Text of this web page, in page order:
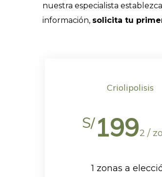
nuestra especialista
información, solicita tu
Criolipolisis
S/1992 /
1 zonas a